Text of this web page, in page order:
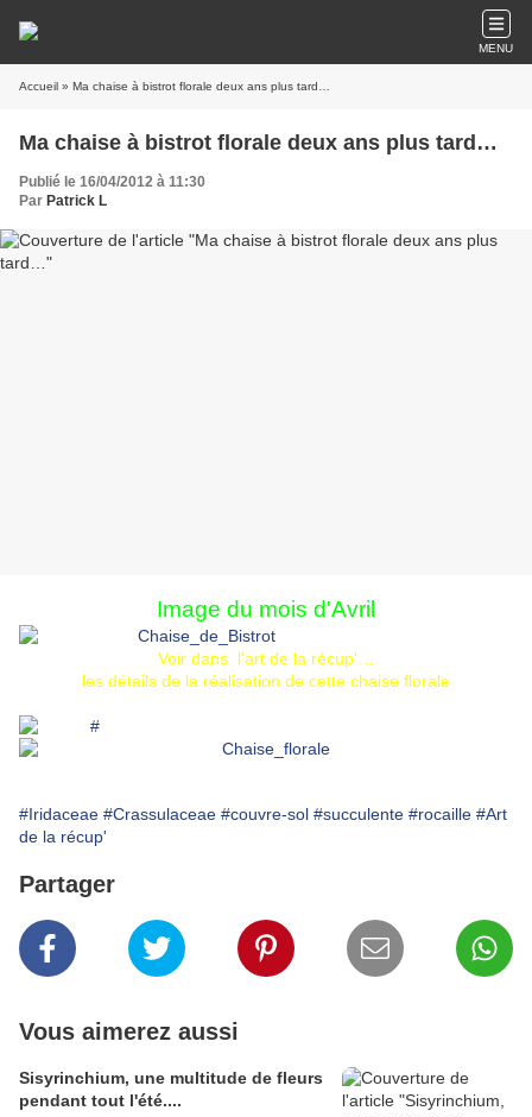
MENU
Accueil » Ma chaise à bistrot florale deux ans plus tard…
Ma chaise à bistrot florale deux ans plus tard…
Publié le 16/04/2012 à 11:30
Par Patrick L
Image du mois d'Avril
Voir dans l'art de la récup'…
les détails de la réalisation de cette chaise florale
#Iridaceae #Crassulaceae #couvre-sol #succulente #rocaille #Art
de la récup'
Partager
Vous aimerez aussi
Sisyrinchium, une multitude de fleurs
pendant tout l'été....